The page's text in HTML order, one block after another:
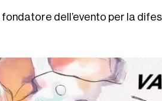
Il fondatore dell’evento per la